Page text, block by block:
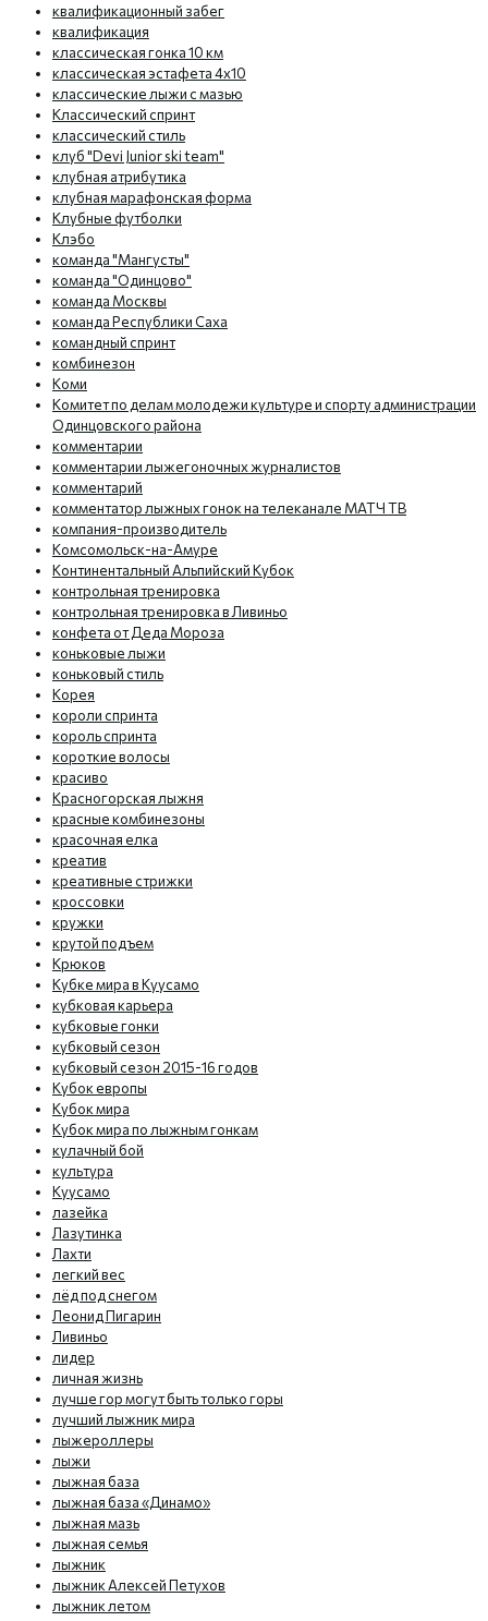
квалификационный забег
квалификация
классическая гонка 10 км
классическая эстафета 4х10
классические лыжи с мазью
Классический спринт
классический стиль
клуб "Devi Junior ski team"
клубная атрибутика
клубная марафонская форма
Клубные футболки
Клэбо
команда "Мангусты"
команда "Одинцово"
команда Москвы
команда Республики Саха
командный спринт
комбинезон
Коми
Комитет по делам молодежи культуре и спорту администрации
Одинцовского района
комментарии
комментарии лыжегоночных журналистов
комментарий
комментатор лыжных гонок на телеканале МАТЧ ТВ
компания-производитель
Комсомольск-на-Амуре
Континентальный Альпийский Кубок
контрольная тренировка
контрольная тренировка в Ливиньо
конфета от Деда Мороза
коньковые лыжи
коньковый стиль
Корея
короли спринта
король спринта
короткие волосы
красиво
Красногорская лыжня
красные комбинезоны
красочная елка
креатив
креативные стрижки
кроссовки
кружки
крутой подъем
Крюков
Кубке мира в Куусамо
кубковая карьера
кубковые гонки
кубковый сезон
кубковый сезон 2015-16 годов
Кубок европы
Кубок мира
Кубок мира по лыжным гонкам
кулачный бой
культура
Куусамо
лазейка
Лазутинка
Лахти
легкий вес
лёд под снегом
Леонид Пигарин
Ливиньо
лидер
личная жизнь
лучше гор могут быть только горы
лучший лыжник мира
лыжероллеры
лыжи
лыжная база
лыжная база «Динамо»
лыжная мазь
лыжная семья
лыжник
лыжник Алексей Петухов
лыжник летом